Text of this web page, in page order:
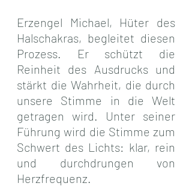
Erzengel Michael, Hüter des
Halschakras, begleitet diesen
Prozess. Er schützt die
Reinheit des Ausdrucks und
stärkt die Wahrheit, die durch
unsere Stimme in die Welt
getragen wird. Unter seiner
Führung wird die Stimme zum
Schwert des Lichts: klar, rein
und durchdrungen von
Herzfrequenz.